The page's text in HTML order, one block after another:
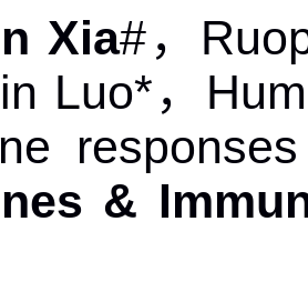
Xia#，
Luo* ，
&